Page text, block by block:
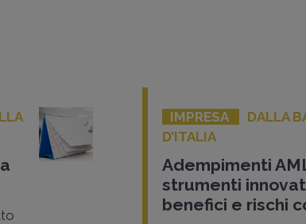
IMPRESA
DALLA
D’ITALIA
Adempimenti
strumenti
benefici e rischi